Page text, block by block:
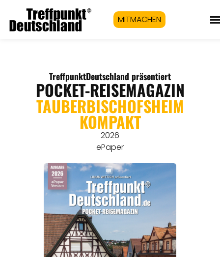
MITMACHEN
TreffpunktDeutschland präsentiert
POCKET-REISEMAGAZIN
TAUBERBISCHOFSHEIM
KOMPAKT
2026
ePaper